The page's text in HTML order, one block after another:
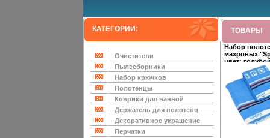
КАТЕГОРИИ:
Очистители
Пылесборники
Набор крючков
Полотенцы
Коврики для ванной
Держатель для полотенц
Декоративное украшение
Перчатки
ТОВАРЫ
Набор
махровых
цвет:
см Цвет:
Турция инфо
11988f.